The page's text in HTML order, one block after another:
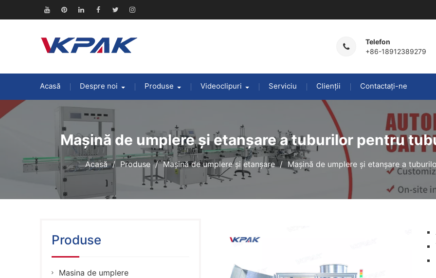
la
YoutubePinterestLinkedinFacebook
Stare
nervozitate
Instagram
Telefon
+86-18912389279
Acasă Despre noi Produse Videoclipuri Serviciu Clienții Contactaţi-ne
Mașină de umplere și etanșare a tuburilor pentru
Acasă Produse Mașină de umplere și etanșare Mașină de umplere și etanșare a
Produse
Masina de umplere